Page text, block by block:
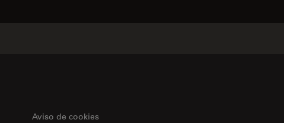
Aviso de cookies